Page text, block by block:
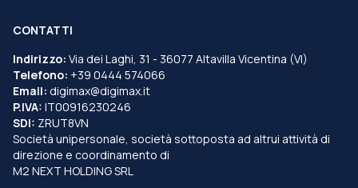
CONTATTI
Indirizzo: Via dei Laghi, 31 - 36077 Altavilla Vicentina (VI)
Telefono: +39 0444 574066
Email: digimax@digimax.it
P.IVA: IT00916230246
SDI: ZRUT8VN
Società unipersonale, società sottoposta ad altrui attività di
direzione e coordinamento di
M2 NEXT HOLDING SRL